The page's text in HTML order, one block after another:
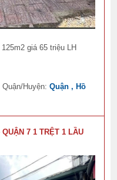
giá 65 triệu LH
Quận/Huyện:Quận , Hồ
7 1 TRỆT 1 LẦU